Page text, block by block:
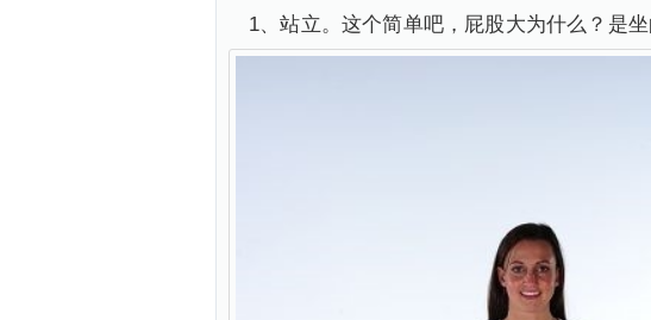
1、站立。这个简单吧，屁股大为什么？是